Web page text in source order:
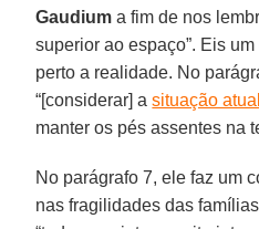
Gaudium a fim de nos
superior ao espaço”. Eis
perto a realidade. No
“[considerar] asituação
manter os pés assentes na
No parágrafo 7, ele faz um
nas fragilidades das